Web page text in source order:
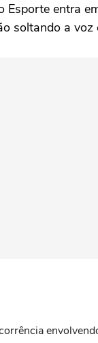
entra
soltando a